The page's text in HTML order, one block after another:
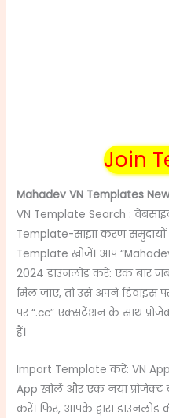
Join
Mahadev VN Templates
VN Template Search :
Template-साझा करण
Template खोजें। आप
2024डाउनलोड करें: एक बार
मिल जाए, तो उसे अपने डिवाइस
पर “.cc” एक्सटेंशन के साथ
हैं।
Import Template करें: VN
App खोलें और एक नया
करें। फिर, आपके द्वारा